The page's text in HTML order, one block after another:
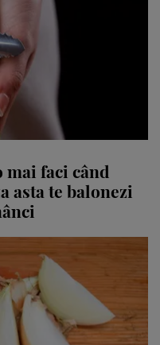
mai faci când
te balonezi